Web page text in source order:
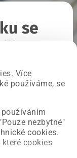
Více
používáme, se
nezbytné"
cookies.
cookies
se
opravujeme.
stránku.
strana